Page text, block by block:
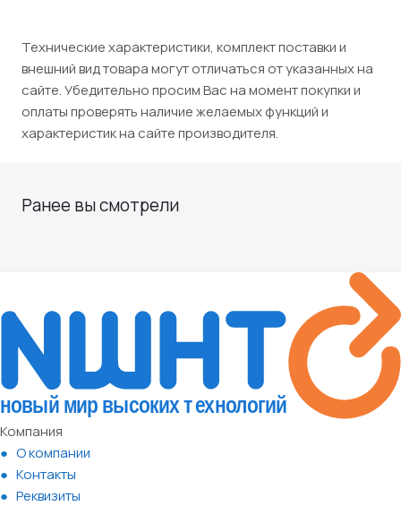
Технические характеристики, комплект поставки и
внешний вид товара могут отличаться от указанных на
сайте. Убедительно просим Вас на момент покупки и
оплаты проверять наличие желаемых функций и
характеристик на сайте производителя.
Ранее вы смотрели
Компания
О компании
Контакты
Реквизиты